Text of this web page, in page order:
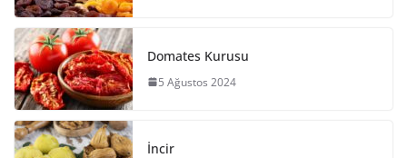
Domates Kurusu
5 Ağustos 2024
İncir